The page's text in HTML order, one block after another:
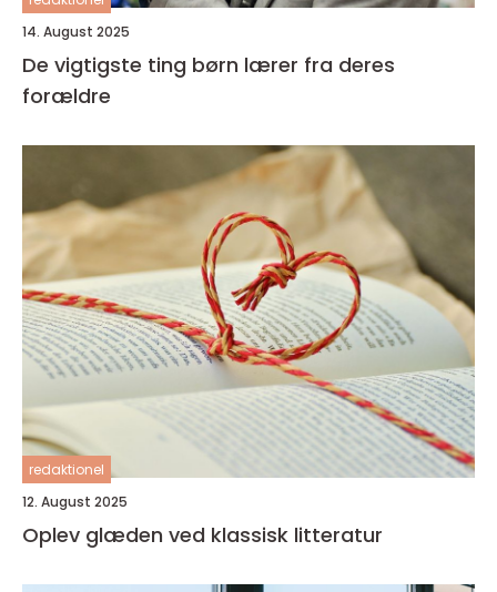
14. August 2025
De vigtigste ting børn lærer fra deres
forældre
redaktionel
12. August 2025
Oplev glæden ved klassisk litteratur